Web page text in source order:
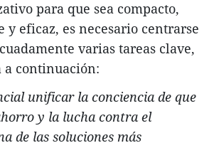
para que sea compacto,
eficaz, es necesario centrarse
varias tareas clave,
a continuación:
unificar la conciencia de que
y la lucha contra el
de las soluciones más